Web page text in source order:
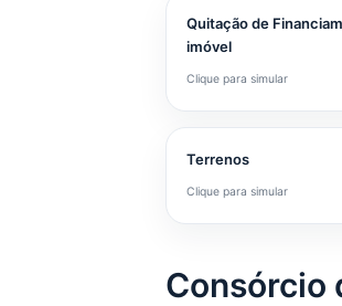
Quitação de
imóvel
Clique para simular
Terrenos
Clique para simular
Consórcio